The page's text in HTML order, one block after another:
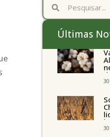
Últimas
o